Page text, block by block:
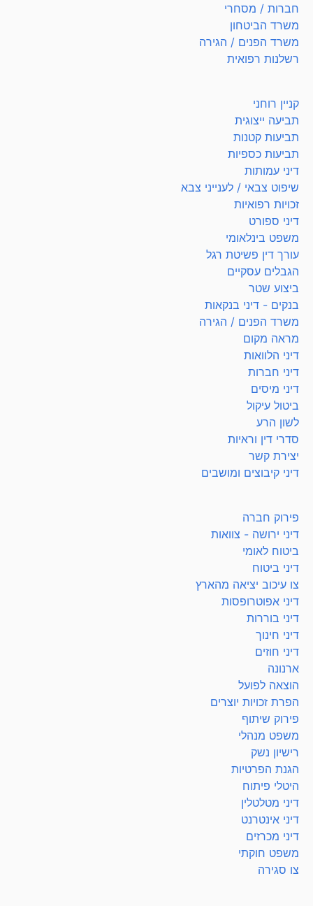
חברות / מסחרי
משרד הביטחון
משרד הפנים / הגירה
רשלנות רפואית
קניין רוחני
תביעה ייצוגית
תביעות קטנות
תביעות כספיות
דיני עמותות
שיפוט צבאי / לענייני צבא
זכויות רפואיות
דיני ספורט
משפט בינלאומי
עורך דין פשיטת רגל
הגבלים עסקיים
ביצוע שטר
בנקים - דיני בנקאות
משרד הפנים / הגירה
מראה מקום
דיני הלוואות
דיני חברות
דיני מיסים
ביטול עיקול
לשון הרע
סדרי דין וראיות
יצירת קשר
דיני קיבוצים ומושבים
פירוק חברה
דיני ירושה - צוואות
ביטוח לאומי
דיני ביטוח
צו עיכוב יציאה מהארץ
דיני אפוטרופסות
דיני בוררות
דיני חינוך
דיני חוזים
ארנונה
הוצאה לפועל
הפרת זכויות יוצרים
פירוק שיתוף
משפט מנהלי
רישיון נשק
הגנת הפרטיות
היטלי פיתוח
דיני מטלטלין
דיני אינטרנט
דיני מכרזים
משפט חוקתי
צו סגירה